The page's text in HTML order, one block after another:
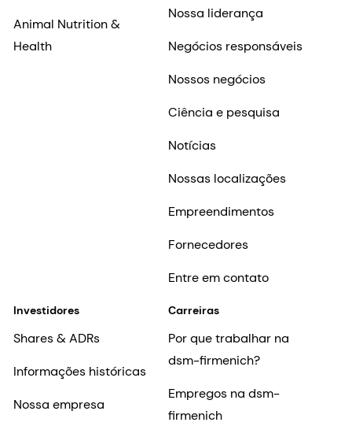
Animal Nutrition &
Health
Nossa liderança
Negócios responsáveis
Nossos negócios
Ciência e pesquisa
Notícias
Nossas localizações
Empreendimentos
Fornecedores
Entre em contato
Investidores
Shares & ADRs
Informações históricas
Nossa empresa
Carreiras
Por que trabalhar na
dsm-firmenich?
Empregos na dsm-
firmenich